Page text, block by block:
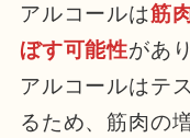
アルコールは筋
ぼす可能性があ
アルコールはテ
るため、筋肉の